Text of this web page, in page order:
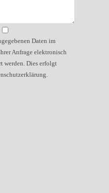
Daten im
Anfrage elektronisch
werden. Dies erfolgt